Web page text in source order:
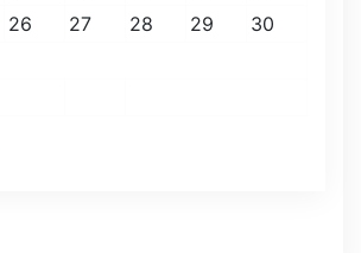
26 27 28 29
30